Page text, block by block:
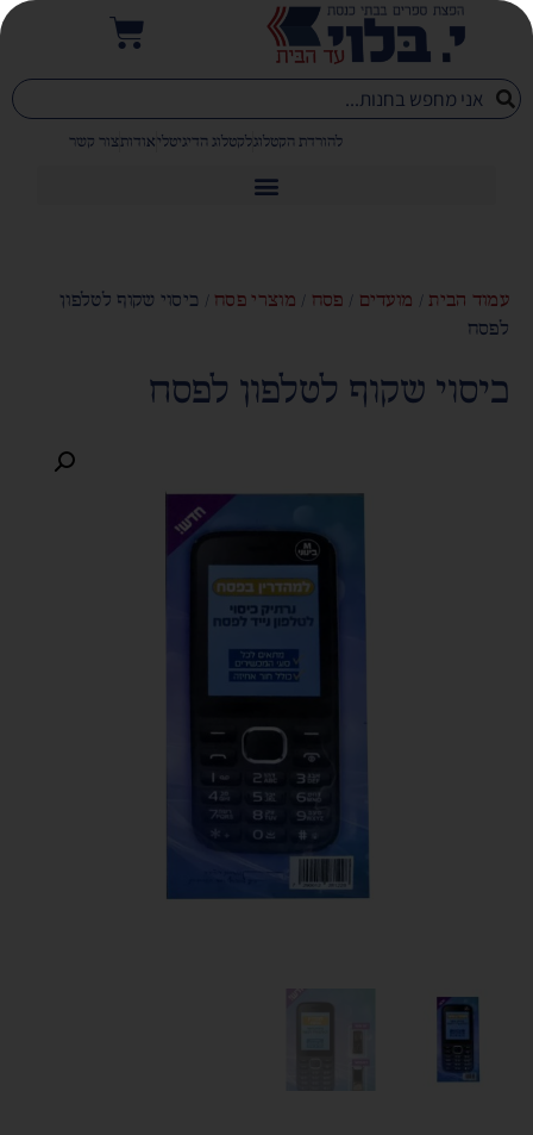
להורדת הקטלוגלקטלוג הדיגיטליאודותצור קשר
עמוד הבית/ מועדים / פסח / מוצרי פסח / כיסוי שקוף לטלפון
לפסח
כיסוי שקוף לטלפון לפסח